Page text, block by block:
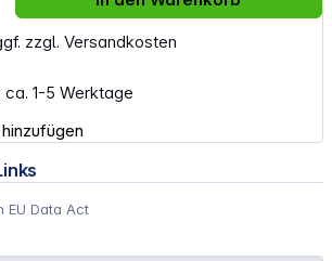
zzgl. Versandkosten
1-5 Werktage
EU Data Act